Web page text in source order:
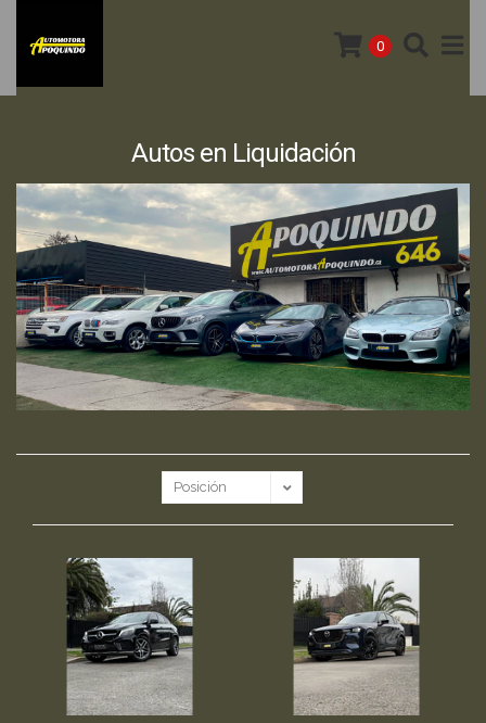
0
Autos en Liquidación